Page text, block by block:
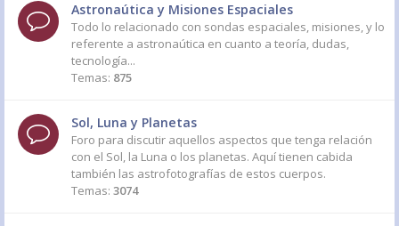
Astronaútica y Misiones Espaciales
Todo lo relacionado con sondas espaciales, misiones, y lo
referente a astronaútica en cuanto a teoría, dudas,
tecnología...
Temas: 875
Sol, Luna y Planetas
Foro para discutir aquellos aspectos que tenga relación
con el Sol, la Luna o los planetas. Aquí tienen cabida
también las astrofotografías de estos cuerpos.
Temas: 3074